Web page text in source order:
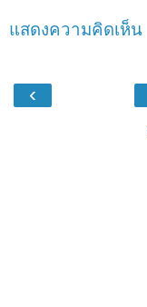
แสดงความคิดเห็น
‹